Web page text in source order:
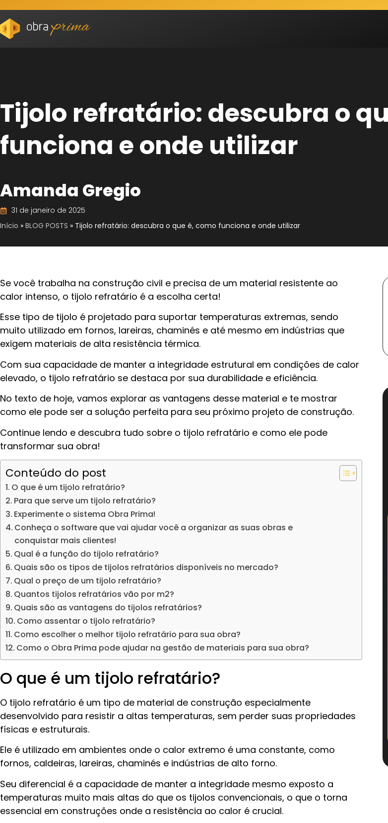
Tijolo refratário: descubra o
funciona e onde utilizar
Amanda Gregio
31 de janeiro de 2025
Início » BLOG POSTS » Tijolo refratário: descubra o que é, como funciona e onde utilizar
Se você trabalha na construção civil e precisa de um material resistente ao
calor intenso, o tijolo refratário é a escolha certa!
Esse tipo de tijolo é projetado para suportar temperaturas extremas, sendo
muito utilizado em fornos, lareiras, chaminés e até mesmo em indústrias que
exigem materiais de alta resistência térmica.
Com sua capacidade de manter a integridade estrutural em condições de calor
elevado, o tijolo refratário se destaca por sua durabilidade e eficiência.
No texto de hoje, vamos explorar as vantagens desse material e te mostrar
como ele pode ser a solução perfeita para seu próximo projeto de construção.
Continue lendo e descubra tudo sobre o tijolo refratário e como ele pode
transformar sua obra!
Conteúdo do post
O que é um tijolo refratário?
Para que serve um tijolo refratário?
Experimente o sistema Obra Prima!
Conheça o software que vai ajudar você a organizar as suas obras e
conquistar mais clientes!
Qual é a função do tijolo refratário?
Quais são os tipos de tijolos refratários disponíveis no mercado?
Qual o preço de um tijolo refratário?
Quantos tijolos refratários vão por m2?
Quais são as vantagens do tijolos refratários?
Como assentar o tijolo refratário?
Como escolher o melhor tijolo refratário para sua obra?
Como o Obra Prima pode ajudar na gestão de materiais para sua obra?
O que é um tijolo refratário?
O tijolo refratário é um tipo de material de construção especialmente
desenvolvido para resistir a altas temperaturas, sem perder suas propriedades
físicas e estruturais.
Ele é utilizado em ambientes onde o calor extremo é uma constante, como
fornos, caldeiras, lareiras, chaminés e indústrias de alto forno.
Seu diferencial é a capacidade de manter a integridade mesmo exposto a
temperaturas muito mais altas do que os tijolos convencionais, o que o torna
essencial em construções onde a resistência ao calor é crucial.